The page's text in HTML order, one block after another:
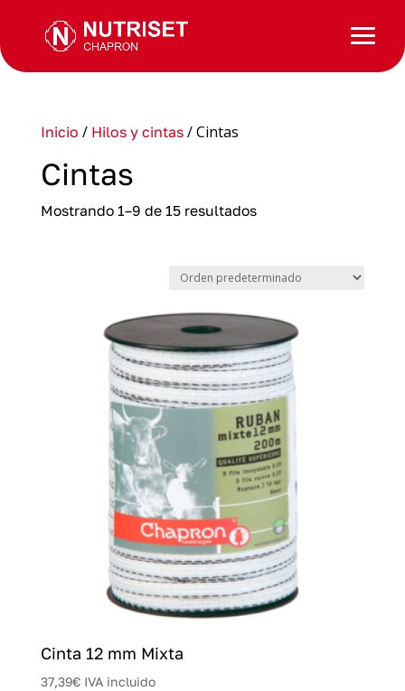
Inicio / Hilos y cintas/ Cintas
Cintas
Mostrando 1–9 de 15 resultados
Cinta 12 mm Mixta
37,39€ IVA incluido